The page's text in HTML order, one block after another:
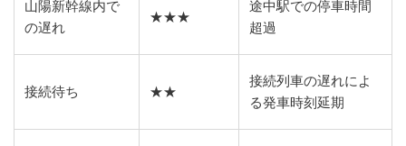
山陽新幹線内で
の遅れ
★★★
途中駅での停車時間
超過
接続待ち ★★
接続列車の遅れによ
る発車時刻延期